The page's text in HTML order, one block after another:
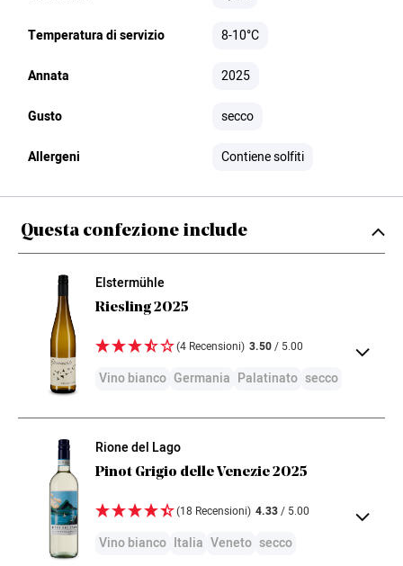
Temperatura di servizio 8-10°C
Annata 2025
Gusto secco
Allergeni Contiene solfiti
Questa confezione include
Elstermühle
Riesling 2025
(4 Recensioni) 3.50/ 5.00
Vino bianco Germania Palatinato secco
Un Riesling da manuale direttamente dal
Palatinato: aromi di mele, pesche e agrumi, al
palato succoso e fresco, con sentori di frutti gialli e
fiori, acidità vivace e una mineralità piacevole.
Delizioso!
Rione del Lago
Pinot Grigio delle Venezie 2025
(18 Recensioni) 4.33/ 5.00
Vino bianco Italia Veneto secco